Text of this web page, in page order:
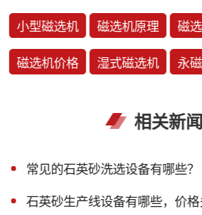
小型磁选机 磁选机原理 磁
磁选机价格 湿式磁选机 永
相关新闻
常见的石英砂洗选设备有哪些？
石英砂生产线设备有哪些，价格多少？石英